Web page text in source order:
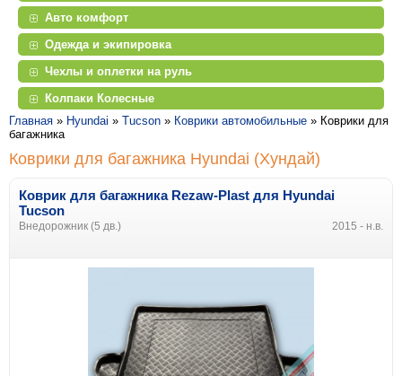
Авто комфорт
Одежда и экипировка
Чехлы и оплетки на руль
Колпаки Колесные
Главная » Hyundai » Tucson » Коврики автомобильные » Коврики для
багажника
Коврики для багажника Hyundai (Хундай)
Коврик для багажника Rezaw-Plast для Hyundai
Tucson
Внедорожник (5 дв.) 2015 - н.в.